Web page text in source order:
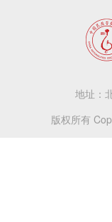
地址：
版权所有